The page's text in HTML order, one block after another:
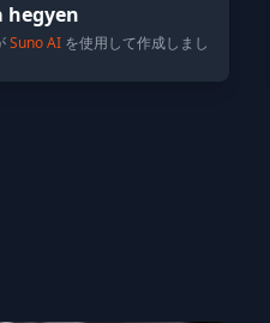
hegyen
Suno AI を使用して作成しまし